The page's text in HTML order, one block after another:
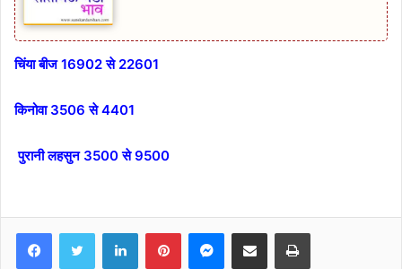
चिंया बीज 16902 से 22601
किनोवा 3506 से 4401
पुरानी लहसुन 3500 से 9500
FacebookTwitter LinkedInPinterestMessenger
Share via Email Print